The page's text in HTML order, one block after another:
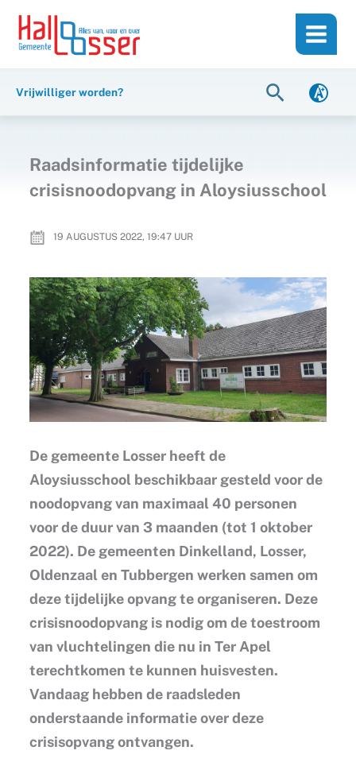
inhoud
naar
Vrijwilliger worden? Zoeken
Raadsinformatie tijdelijke
crisisnoodopvang in Aloysiusschool
19 AUGUSTUS 2022, 19:47UUR
De gemeente Losser heeft de
Aloysiusschool beschikbaar gesteld voor de
noodopvang van maximaal 40 personen
voor de duur van 3 maanden (tot 1 oktober
2022). De gemeenten Dinkelland, Losser,
Oldenzaal en Tubbergen werken samen om
deze tijdelijke opvang te organiseren. Deze
crisisnoodopvang is nodig om de toestroom
van vluchtelingen die nu in Ter Apel
terechtkomen te kunnen huisvesten.
Vandaag hebben de raadsleden
onderstaande informatie over deze
crisisopvang ontvangen.